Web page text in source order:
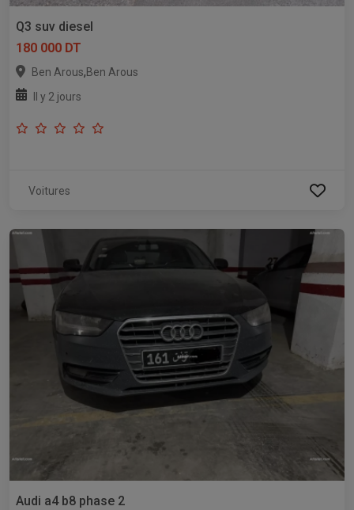
Q3 suv diesel
180 000 DT
Ben Arous,Ben Arous
Il y 2 jours
Voitures
Audi a4 b8 phase 2